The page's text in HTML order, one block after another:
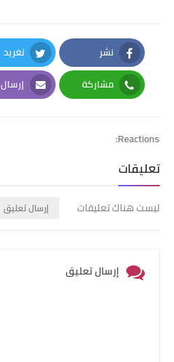
نشر
Facebook
تغريد
Twitter
مشاركة
Whatsapp
إرسال
Email
Reactions:
تعليقات
ليست هناك تعليقات إرسال تعليق
إرسال تعليق